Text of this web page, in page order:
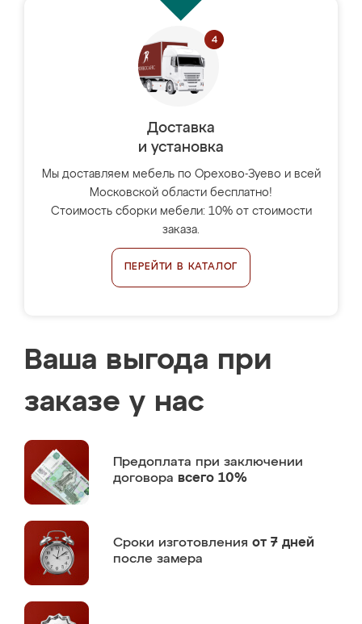
Доставка
и установка
Мы доставляем мебель по Орехово-Зуево и всей
Московской области бесплатно!
Стоимость сборки мебели: 10% от стоимости
заказа.
ПЕРЕЙТИ В КАТАЛОГ
Ваша выгода при
заказе у нас
Предоплата при заключении
договора всего 10%
Сроки изготовления от 7 дней
после замера